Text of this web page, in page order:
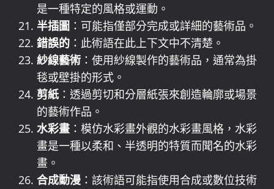
是一種特定的風格或運動。
半插圖 ：可能指僅部分完成或詳細的藝術品。
錯誤的 ：此術語在此上下文中不清楚。
紗線藝術 ：使用紗線製作的藝術品，通常為掛
毯或壁掛的形式。
剪紙：透過剪切和分層紙張來創造輪廓或場景
的藝術作品。
水彩畫 ：模仿水彩畫外觀的水彩畫風格，水彩
畫是一種以柔和、半透明的特質而聞名的水彩
畫。
合成動漫 ：該術語可能指使用合成或數位技術